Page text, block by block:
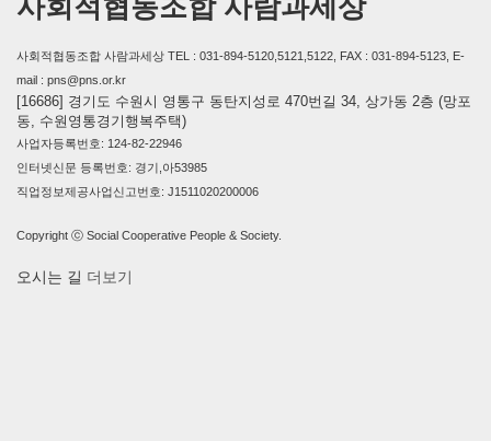
사회적협동조합 사람과세상
사회적협동조합 사람과세상 TEL : 031-894-5120,5121,5122, FAX : 031-894-5123, E-
mail : pns@pns.or.kr
[16686] 경기도 수원시 영통구 동탄지성로 470번길 34, 상가동 2층 (망포
동, 수원영통경기행복주택)
사업자등록번호: 124-82-22946
인터넷신문 등록번호: 경기,아53985
직업정보제공사업신고번호: J1511020200006
Copyright ⓒ Social Cooperative People & Society.
오시는 길 더보기